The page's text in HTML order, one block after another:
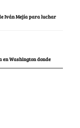
Iván Mejía para luchar
en Washington donde